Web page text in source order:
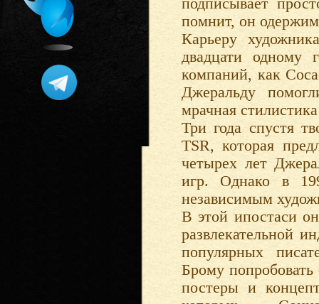
подписывает
помнит, он
Карьеру
двадцати одному
компаний, как
Джеральду
мрачная
Три года спустя
TSR, которая
четырех лет
игр. Однако в
независимым
В этой ипостаси
развлекательной
популярных
Брому
постеры и